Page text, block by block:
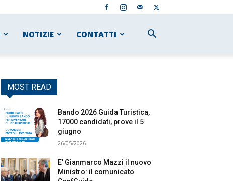
NOTIZIE CONTATTI
MOST READ
Bando 2026 Guida Turistica,
17000 candidati, prove il 5
giugno
26/05/2026
E’ Gianmarco Mazzi il nuovo
Ministro: il comunicato